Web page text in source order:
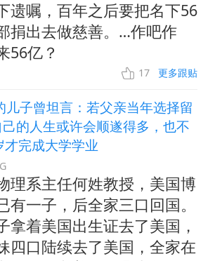
遗嘱，百年之后要把名下56
捐出去做慈善。…作吧作
56亿？
17 更多跟贴
儿子曾坦言：若父亲当年选择留
的人生或许会顺遂得多，也不
完成大学学业
理系主任何姓教授，美国博
有一子，后全家三口回国。
拿着美国出生证去了美国，
四口陆续去了美国，全家在